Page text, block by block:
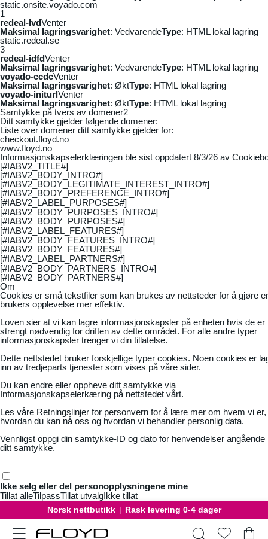
static.onsite.voyado.com
1
redeal-lvdVenter
Maksimal lagringsvarighet: VedvarendeType: HTML lokal lagring
static.redeal.se
3
redeal-idfdVenter
Maksimal lagringsvarighet: VedvarendeType: HTML lokal lagring
voyado-ccdcVenter
Maksimal lagringsvarighet: ØktType: HTML lokal lagring
voyado-initurlVenter
Maksimal lagringsvarighet: ØktType: HTML lokal lagring
Samtykke på tvers av domener2
Ditt samtykke gjelder følgende domener:
Liste over domener ditt samtykke gjelder for:
checkout.floyd.no
www.floyd.no
Informasjonskapselerklæringen ble sist oppdatert 8/3/26 av
[#IABV2_TITLE#]
[#IABV2_BODY_INTRO#]
[#IABV2_BODY_LEGITIMATE_INTEREST_INTRO#]
[#IABV2_BODY_PREFERENCE_INTRO#]
[#IABV2_LABEL_PURPOSES#]
[#IABV2_BODY_PURPOSES_INTRO#]
[#IABV2_BODY_PURPOSES#]
[#IABV2_LABEL_FEATURES#]
[#IABV2_BODY_FEATURES_INTRO#]
[#IABV2_BODY_FEATURES#]
[#IABV2_LABEL_PARTNERS#]
[#IABV2_BODY_PARTNERS_INTRO#]
[#IABV2_BODY_PARTNERS#]
Om
Cookies er små tekstfiler som kan brukes av nettsteder for å gjøre
brukers opplevelse mer effektiv.
Loven sier at vi kan lagre informasjonskapsler på enheten hvis de er
strengt nødvendig for driften av dette området. For alle andre typer
informasjonskapsler trenger vi din tillatelse.
Dette nettstedet bruker forskjellige typer cookies. Noen cookies er
inn av tredjeparts tjenester som vises på våre sider.
Du kan endre eller oppheve ditt samtykke via
Informasjonskapselerkæring på nettstedet vårt.
Les våre Retningslinjer for personvern for å lære mer om hvem vi er,
hvordan du kan nå oss og hvordan vi behandler personlig data.
Vennligst oppgi din samtykke-ID og dato for henvendelser angående
ditt samtykke.
Ikke selg eller del personopplysningene mine
Tillat alleTilpassTillat utvalgIkke tillat
Norsk nettbutikk | Rask levering 0-4 dager